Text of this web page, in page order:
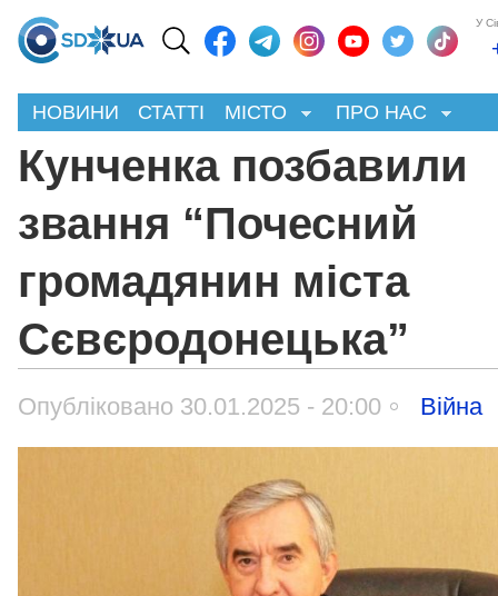
У
НОВИНИ СТАТТІ МІСТО ПРО НАС
Кунченка позбавили
звання “Почесний
громадянин міста
Сєвєродонецька”
Опубліковано 30.01.2025 - 20:00 Війна